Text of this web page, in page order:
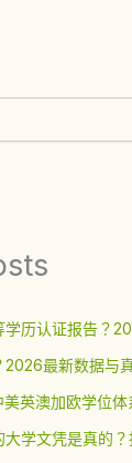
学历认证报告？
2026最新数据与
英澳加欧学位体
学文凭是真的